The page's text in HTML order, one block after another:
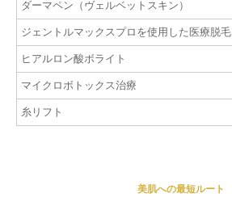
ダーマペン（ヴェルベットスキン）
ジェントルマックスプロを使用した医療脱毛
ヒアルロン酸ボライト
マイクロボトックス治療
糸リフト
美肌への最短ルート